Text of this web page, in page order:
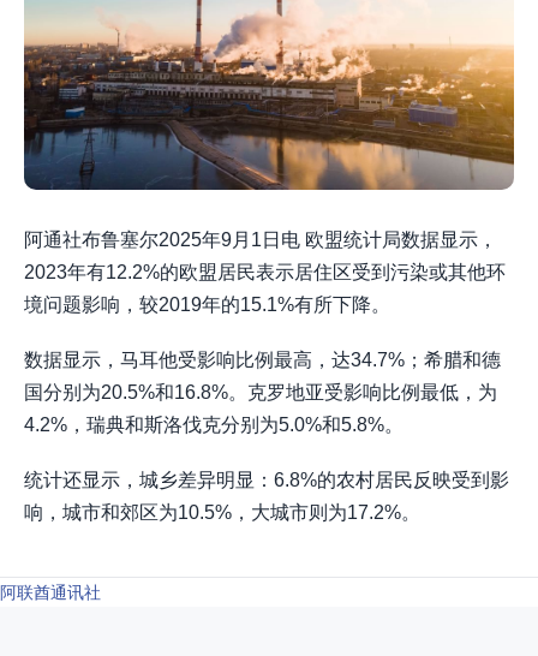
阿通社布鲁塞尔2025年9月1日电 欧盟统计局数据显示，
2023年有12.2%的欧盟居民表示居住区受到污染或其他环
境问题影响，较2019年的15.1%有所下降。
数据显示，马耳他受影响比例最高，达34.7%；希腊和德
国分别为20.5%和16.8%。克罗地亚受影响比例最低，为
4.2%，瑞典和斯洛伐克分别为5.0%和5.8%。
统计还显示，城乡差异明显：6.8%的农村居民反映受到影
响，城市和郊区为10.5%，大城市则为17.2%。
阿联酋通讯社